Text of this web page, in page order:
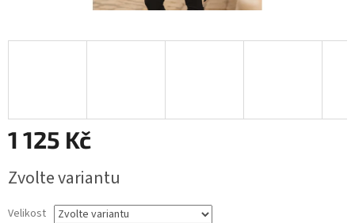
1 125 Kč
cena:
Zvolte variantu
Velikost